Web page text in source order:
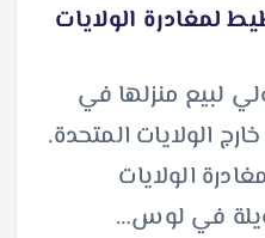
لمغادرة الولايات
لبيع منزلها في
الولايات المتحدة.
الولايات
في لوس…